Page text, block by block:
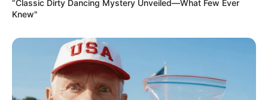
←Previous Page
1 … Page
4 Page
5 Page
6 … Page
31 Next→
“Classic Dirty Dancing Mystery Unveiled—What Few Ever
Knew"